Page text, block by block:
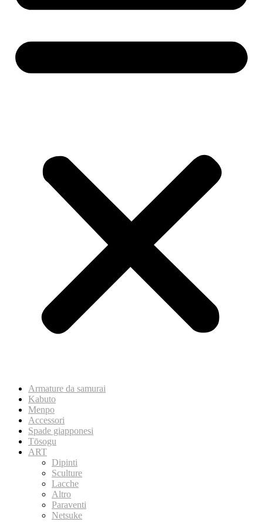
Armature da samurai
Kabuto
Menpo
Accessori
Spade giapponesi
Tōsogu
ART
Dipinti
Sculture
Lacche
Altro
Paraventi
Netsuke